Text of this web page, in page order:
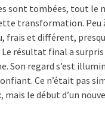
sont tombées, tout le
transformation. Peu
frais et différent,
Le résultat final a
Son regard s’est
Ce n’était pas
mais le début d’un